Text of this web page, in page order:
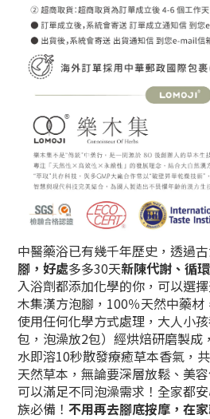
中醫藥浴已有幾千年歷史，透過
腳 ， 好處多多30天新陳代謝、循
入浴劑都添加化學的你，可以選
木集漢方泡腳 ，100％天然中藥
使用任何化學方式處理，大人小
包，泡澡放2包）經烘焙研磨製成
水即溶10秒散發療癒草本香氣，
天然草本，無論要深層放鬆、美
可以滿足不同泡澡需求！全家都
族必備 ！ 不用再去腳底按摩，在家